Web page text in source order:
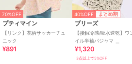
70%OFF
プティマイン
【リンク】花柄サッカーチュ
ニック
¥891
40%OFF まとめ割
ブリーズ
【接触冷感/吸水速乾】ワ
¥1,320
3点以上で5%OFF